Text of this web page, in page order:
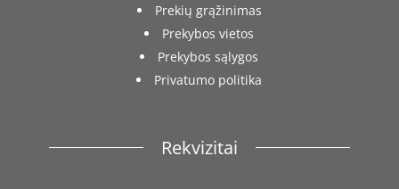
Prekių grąžinimas
Prekybos vietos
Prekybos sąlygos
Privatumo politika
Rekvizitai